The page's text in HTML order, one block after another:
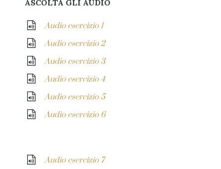
ASCOLTA GLI AUDIO
Audio esercizio 1
Audio esercizio 2
Audio esercizio 3
Audio esercizio 4
Audio esercizio 5
Audio esercizio 6
Audio esercizio 7